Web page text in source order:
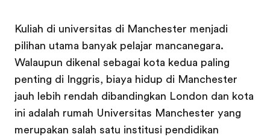
Karir
Bergabung dengan tim kami
Kuliah di universitas di Manchester menjadi
pilihan utama banyak pelajar mancanegara.
Walaupun dikenal sebagai kota kedua paling
penting di Inggris, biaya hidup di Manchester
jauh lebih rendah dibandingkan London dan kota
ini adalah rumah Universitas Manchester yang
merupakan salah satu institusi pendidikan